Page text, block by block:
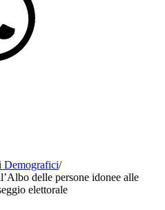
/
delle persone idonee alle
elettorale